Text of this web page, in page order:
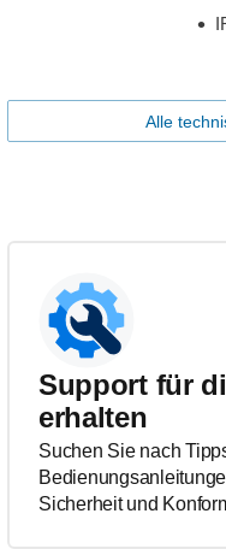
Alle
Support für
erhalten
Suchen Sie nach
Sicherheit und